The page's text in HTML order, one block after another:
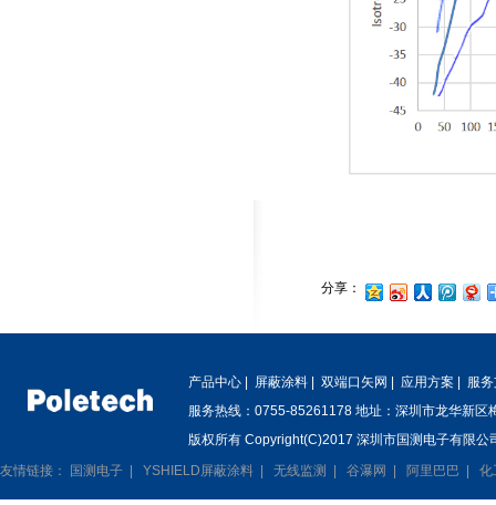
分享：
产品中心 屏蔽涂料 双端口矢网 应用方案
服
服务热线：0755-85261178 地址：深圳市龙华新区
版权所有 Copyright(C)2017 深圳市国测电子有限公
友情链接：
国测电子 YSHIELD屏蔽涂料 无线监测 谷瀑网 阿里巴巴 化